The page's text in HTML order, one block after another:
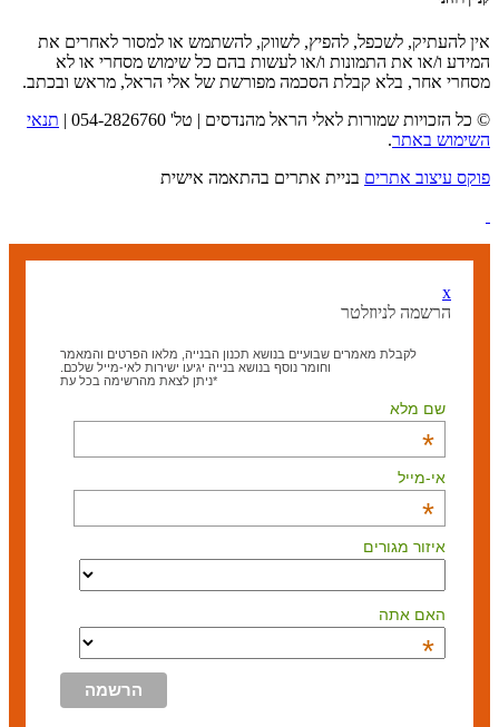
אין להעתיק, לשכפל, להפיץ, לשווק, להשתמש או למסור לאחרים את
המידע ו/או את התמונות ו/או לעשות בהם כל שימוש מסחרי או לא
מסחרי אחר, בלא קבלת הסכמה מפורשת של אלי הראל, מראש ובכתב.
© כל הזכויות שמורות לאלי הראל מהנדסים | טל' 054-2826760 |
תנאי
השימוש באתר.
פוקס עיצוב אתרים בניית אתרים בהתאמה אישית
x
הרשמה לניוזלטר
לקבלת מאמרים שבועיים בנושא תכנון הבנייה, מלאו הפרטים והמאמר
וחומר נוסף בנושא בנייה יגיעו ישירות לאי-מייל שלכם.
*ניתן לצאת מהרשימה בכל עת
שם מלא
*
אי-מייל
*
איזור מגורים
האם אתה
*